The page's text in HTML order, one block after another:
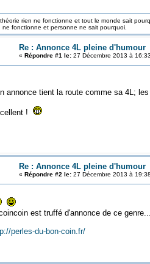
rien ne fonctionne et tout le monde sait
ne fonctionne et personne ne sait pourquoi.
Re : Annonce 4L pleine d'humour
« Répondre #1 le:27 Décembre 2013 à
annonce tient la route comme sa 4L;
!
Re : Annonce 4L pleine d'humour
« Répondre #2 le:27 Décembre 2013 à
est truffé d'annonce de ce
perles-du-bon-coin.fr/